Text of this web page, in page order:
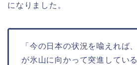
になりました。
「今の日本の状況を喩えれば
が氷山に向かって突進してい